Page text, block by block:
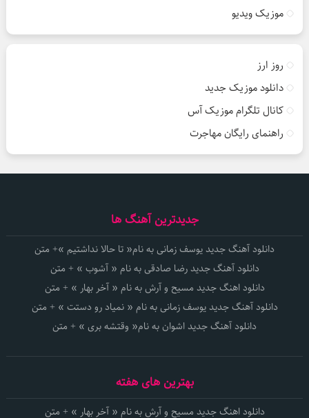
موزیک ویدیو
روز ارز
دانلود موزیک جدید
کانال تلگرام موزیک آس
راهنمای رایگان مهاجرت
جدیدترین آهنگ ها
دانلود آهنگ جدید یوسف زمانی به نام« تا حالا نداشتیم »+ متن
دانلود آهنگ جدید رضا صادقی به نام « آشوب » + متن
دانلود اهنگ جدید مسیح و آرش به نام « آخر بهار » + متن
دانلود آهنگ جدید یوسف زمانی به نام « نمیاد رو دستت » + متن
دانلود آهنگ جدید اشوان به نام« وقتشه بری » + متن
بهترین های هفته
دانلود اهنگ جدید مسیح و آرش به نام « آخر بهار » + متن